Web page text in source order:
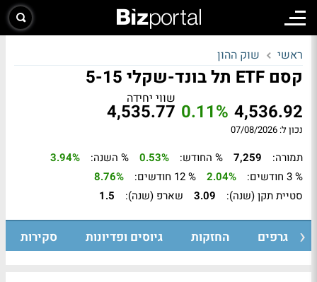
ראשי שוק ההון
קסם ETF תל בונד-שקלי 5-15
4,536.92
0.11%
שווי יחידה
4,535.77
נכון ל: 07/08/2026
תמורה: 7,259 % החודש: 0.53% % השנה:
3.94%
% 3 חודשים:
2.04% % 12 חודשים:
8.76%
סטיית תקן (שנה):
3.09 שארפ (שנה): 1.5
גרפים החזקות גיוסים ופדיונות סקירות